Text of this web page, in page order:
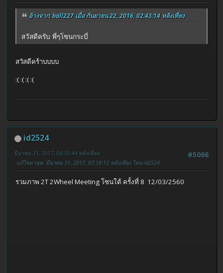
อ้างจาก: ball227 เมื่อ กันยายน 22, 2016, 02:43:14 หลังเที่ยง
สวัสดีครับ พี่ๆโซนกระบี่
สวัสดีคร้าบบบบ
:( :( :( :(
id2524
#5066
มีนาคม 31, 2017, 06:55:44 หลังเที่ยง
แก้ไขล่าสุด: มีนาคม 31, 2017, 07:18:12 หลังเที่ยง โดย id2524
รวมภาพ 2T 2Wheel Meeting โซนใต้ ครั้งที่ 8 12/03/2560